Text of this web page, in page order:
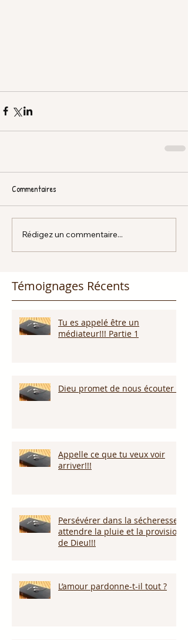
Commentaires
Rédigez un commentaire...
Témoignages Récents
Tu es appelé être un
médiateur!!! Partie 1
Dieu promet de nous écouter !
Appelle ce que tu veux voir
arriver!!!
Persévérer dans la sécheresse :
attendre la pluie et la provision
de Dieu!!!
L’amour pardonne-t-il tout ?